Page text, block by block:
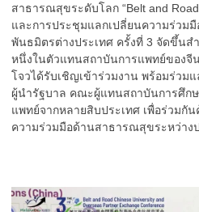
สาธารณสุขระดับโลก “Belt and
และการประชุมแลกเปลี่ยนความร่วม
พันธมิตรต่างประเทศ ครั้งที่ 3 จัดขึ้นสำ
หนึ่งในตัวแทนสถาบันการแพทย์ของจี
โจวได้รับเชิญเข้าร่วมงาน พร้อมร่วม
ผู้นำรัฐบาล คณะผู้แทนสถาบันการศึก
แพทย์จากหลายสิบประเทศ เพื่อร่วมกั
ความร่วมมือด้านสาธารณสุขระหว่าง